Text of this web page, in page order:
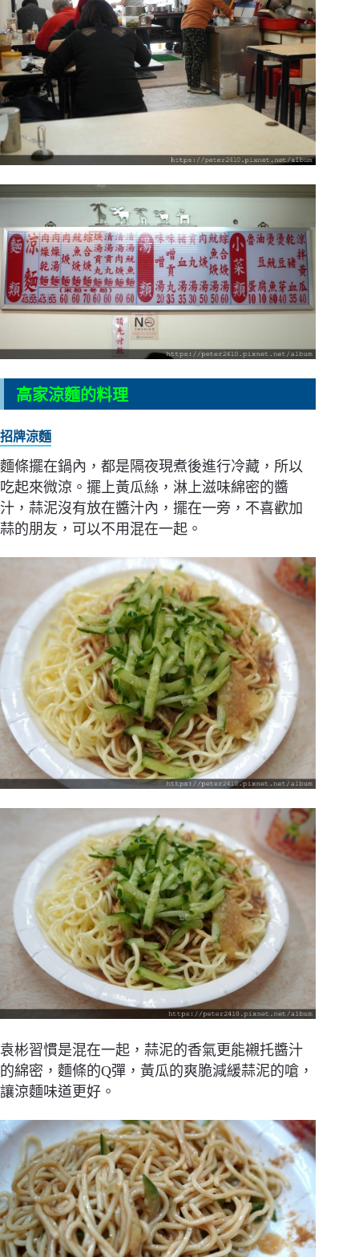
高家涼麵的料理
招牌涼麵
麵條擺在鍋內，都是隔夜現煮後進行冷藏，所以
吃起來微涼。擺上黃瓜絲，淋上滋味綿密的醬
汁，蒜泥沒有放在醬汁內，擺在一旁，不喜歡加
蒜的朋友，可以不用混在一起。
袁彬習慣是混在一起，蒜泥的香氣更能襯托醬汁
的綿密，麵條的Q彈，黃瓜的爽脆減緩蒜泥的嗆，
讓涼麵味道更好。